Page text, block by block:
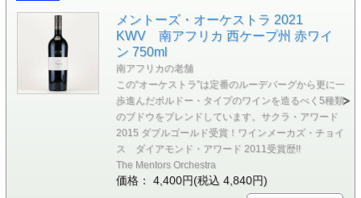
メントーズ・オーケストラ 2021
KWV 南アフリカ 西ケープ州 赤ワイ
ン 750ml
南アフリカの老舗
この“オーケストラ”は定番のルーデバーグから更に一
歩進んだボルドー・タイプのワインを造るべく5種類
のブドウをブレンドしています。サクラ・アワード
2015 ダブルゴールド受賞！ワインメーカズ・チョイ
ス ダイアモンド・アワード 2011受賞歴!!
The Mentors Orchestra
価格： 4,400円(税込 4,840円)